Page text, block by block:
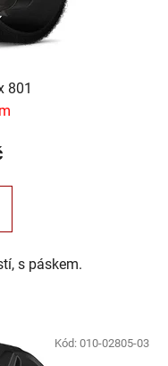
801
s páskem.
Kód: 010-02805-03